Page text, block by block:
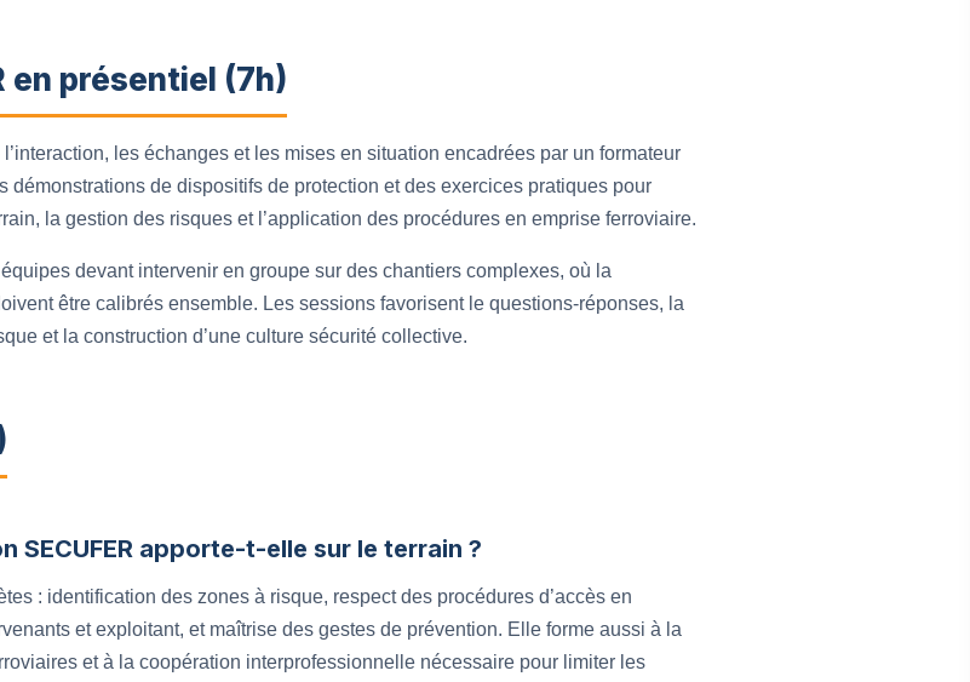
en présentiel (7h)
les échanges et les mises en situation encadrées par un formateur
démonstrations de dispositifs de protection et des exercices pratiques pour
la gestion des risques et l’application des procédures en emprise ferroviaire.
devant intervenir en groupe sur des chantiers complexes, où la
être calibrés ensemble. Les sessions favorisent le questions-réponses, la
et la construction d’une culture sécurité collective.
SECUFER apporte-t-elle sur le terrain ?
: identification des zones à risque, respect des procédures d’accès en
et exploitant, et maîtrise des gestes de prévention. Elle forme aussi à la
et à la coopération interprofessionnelle nécessaire pour limiter les